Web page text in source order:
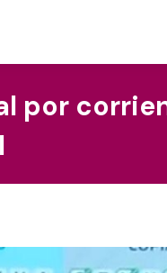
por